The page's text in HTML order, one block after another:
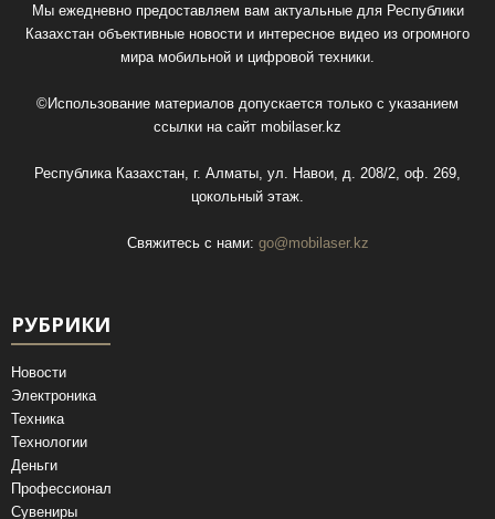
Мы ежедневно предоставляем вам актуальные для Республики
Казахстан объективные новости и интересное видео из огромного
мира мобильной и цифровой техники.
©Использование материалов допускается только с указанием
ссылки на сайт mobilaser.kz
Республика Казахстан, г. Алматы, ул. Навои, д. 208/2, оф. 269,
цокольный этаж.
Свяжитесь с нами: go@mobilaser.kz
РУБРИКИ
Новости
Электроника
Техника
Технологии
Деньги
Профессионал
Сувениры